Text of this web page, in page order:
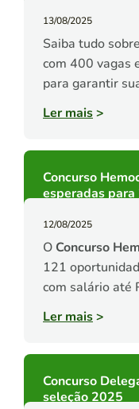
13/08/2025
Saiba tudo
com 400 vagas
para garantir
Ler mais>
Concurso
esperadas
12/08/2025
O Concurso
121
com salário até
Ler mais>
Concurso
seleção 2025